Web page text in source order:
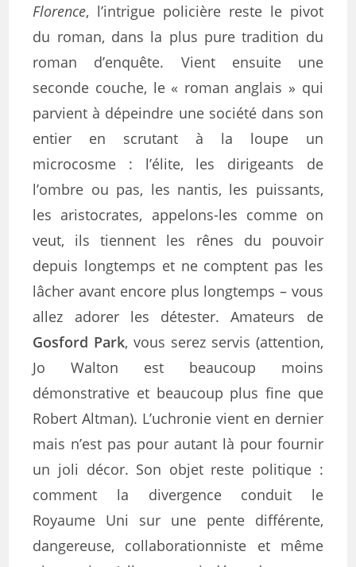
Florence, l’intrigue policière reste le pivot
du roman, dans la plus pure tradition du
roman d’enquête. Vient ensuite une
seconde couche, le « roman anglais » qui
parvient à dépeindre une société dans son
entier en scrutant à la loupe un
microcosme : l’élite, les dirigeants de
l’ombre ou pas, les nantis, les puissants,
les aristocrates, appelons-les comme on
veut, ils tiennent les rênes du pouvoir
depuis longtemps et ne comptent pas les
lâcher avant encore plus longtemps – vous
allez adorer les détester. Amateurs de
Gosford Park, vous serez servis (attention,
Jo Walton est beaucoup moins
démonstrative et beaucoup plus fine que
Robert Altman). L’uchronie vient en dernier
mais n’est pas pour autant là pour fournir
un joli décor. Son objet reste politique :
comment la divergence conduit le
Royaume Uni sur une pente différente,
dangereuse, collaborationniste et même